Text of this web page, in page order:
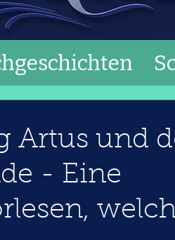
Artus und
- Eine